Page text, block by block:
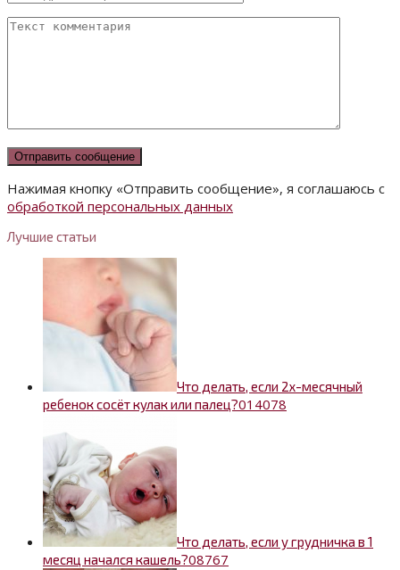
Нажимая кнопку «Отправить сообщение», я соглашаюсь с
обработкой персональных данных
Лучшие статьи
Что делать, если 2х-месячный
ребенок сосёт кулак или палец?014078
Что делать, если у грудничка в 1
месяц начался кашель?08767